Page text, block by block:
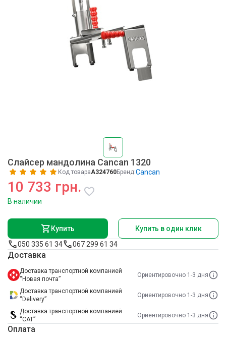
Слайсер мандолина Cancan 1320
Код товараA324760Бренд:Cancan
10 733 грн.
В наличии
Купить
Купить в один клик
050 335 61 34
067 299 61 34
Доставка
Доставка транспортной компанией
“Новая почта”
Ориентировочно 1-3 дня
Доставка транспортной компанией
“Delivery”
Ориентировочно 1-3 дня
Доставка транспортной компанией
“САТ”
Ориентировочно 1-3 дня
Оплата